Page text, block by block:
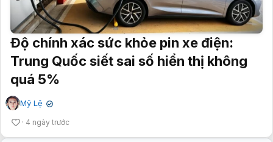
Độ chính xác sức khỏe pin xe điện:
Trung Quốc siết sai số hiển thị không
quá 5%
Mỹ Lệ ✔
4 ngày trước